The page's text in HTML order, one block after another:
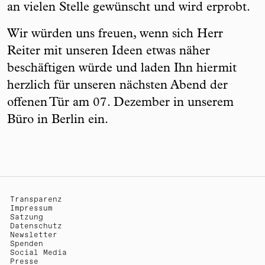
an vielen Stelle gewünscht und wird erprobt.
Wir würden uns freuen, wenn sich Herr
Reiter mit unseren Ideen etwas näher
beschäftigen würde und laden Ihn hiermit
herzlich für unseren nächsten Abend der
offenen Tür am 07. Dezember in unserem
Büro in Berlin ein.
Transparenz
Impressum
Satzung
Datenschutz
Newsletter
Spenden
Social Media
Presse